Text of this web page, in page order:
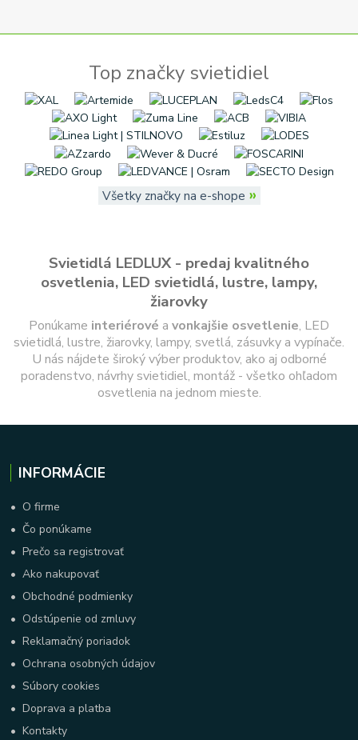
Top značky svietidiel
Všetky značky na e-shope »
Svietidlá LEDLUX - predaj kvalitného
osvetlenia, LED svietidlá, lustre, lampy,
žiarovky
Ponúkame interiérové a vonkajšie osvetlenie, LED
svietidlá, lustre, žiarovky, lampy, svetlá, zásuvky a vypínače.
U nás nájdete široký výber produktov, ako aj odborné
poradenstvo, návrhy svietidiel, montáž - všetko ohľadom
osvetlenia na jednom mieste.
INFORMÁCIE
• O firme
• Čo ponúkame
•Prečo sa registrovať
•Ako nakupovať
• Obchodné podmienky
• Odstúpenie od zmluvy
•Reklamačný poriadok
• Ochrana osobných údajov
•Súbory cookies
•Doprava a platba
•Kontakty